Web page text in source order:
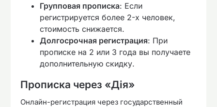
Групповая прописка: Если
регистрируется более 2-х человек,
стоимость снижается.
Долгосрочная регистрация: При
прописке на 2 или 3 года вы получаете
дополнительную скидку.
Прописка через «Дія»
Онлайн-регистрация через государственный